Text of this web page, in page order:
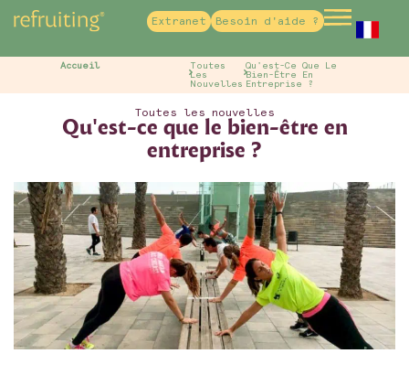
Extranet Besoin d'aide ?
Accueil
Toutes
Les
Nouvelles
Qu'est-Ce Que Le
Bien-Être En
Entreprise ?
Toutes les nouvelles
Qu'est-ce que le bien-être en
entreprise ?